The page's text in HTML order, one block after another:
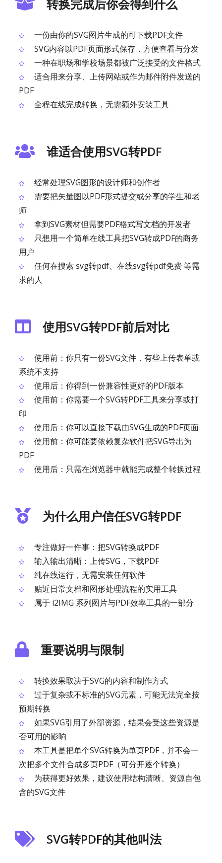
转换完成后你会得到什么
一份由你的SVG图片生成的可下载PDF文件
SVG内容以PDF页面形式保存，方便查看与分发
一种在职场和学校场景都被广泛接受的文件格式
适合用来分享、上传网站或作为邮件附件发送的
PDF
全程在线完成转换，无需额外安装工具
谁适合使用SVG转PDF
经常处理SVG图形的设计师和创作者
需要把矢量图以PDF形式提交或分享的学生和老
师
拿到SVG素材但需要PDF格式写文档的开发者
只想用一个简单在线工具把SVG转成PDF的商务
用户
任何在搜索 svg转pdf、在线svg转pdf免费 等需
求的人
使用SVG转PDF前后对比
使用前：你只有一份SVG文件，有些上传表单或
系统不支持
使用后：你得到一份兼容性更好的PDF版本
使用前：你需要一个SVG转PDF工具来分享或打
印
使用后：你可以直接下载由SVG生成的PDF页面
使用前：你可能要依赖复杂软件把SVG导出为
PDF
使用后：只需在浏览器中就能完成整个转换过程
为什么用户信任SVG转PDF
专注做好一件事：把SVG转换成PDF
输入输出清晰：上传SVG，下载PDF
纯在线运行，无需安装任何软件
贴近日常文档和图形处理流程的实用工具
属于 i2IMG 系列图片与PDF效率工具的一部分
重要说明与限制
转换效果取决于SVG的内容和制作方式
过于复杂或不标准的SVG元素，可能无法完全按
预期转换
如果SVG引用了外部资源，结果会受这些资源是
否可用的影响
本工具是把单个SVG转换为单页PDF，并不会一
次把多个文件合成多页PDF（可分开逐个转换）
为获得更好效果，建议使用结构清晰、资源自包
含的SVG文件
SVG转PDF的其他叫法